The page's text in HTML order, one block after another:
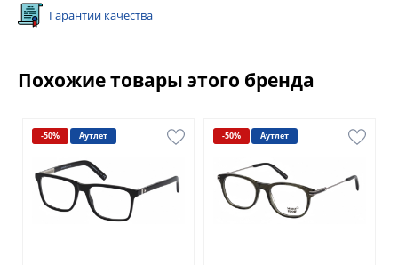
Гарантии качества
Похожие товары этого бренда
-50% Аутлет -50% Аутлет